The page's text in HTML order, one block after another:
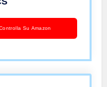
E Rolling
Su Amazon